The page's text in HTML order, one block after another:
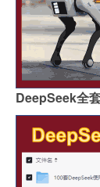
DeepSeek全